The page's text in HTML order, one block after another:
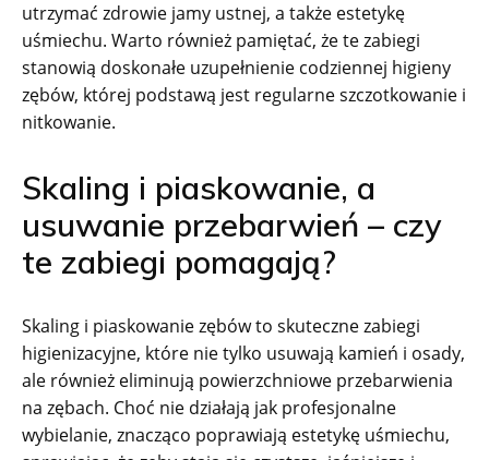
utrzymać zdrowie jamy ustnej, a także estetykę
uśmiechu. Warto również pamiętać, że te zabiegi
stanowią doskonałe uzupełnienie codziennej higieny
zębów, której podstawą jest regularne szczotkowanie i
nitkowanie.
Skaling i piaskowanie, a
usuwanie przebarwień – czy
te zabiegi pomagają?
Skaling i piaskowanie zębów to skuteczne zabiegi
higienizacyjne, które nie tylko usuwają kamień i osady,
ale również eliminują powierzchniowe przebarwienia
na zębach. Choć nie działają jak profesjonalne
wybielanie, znacząco poprawiają estetykę uśmiechu,